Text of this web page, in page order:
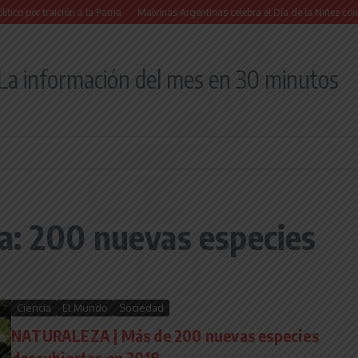
traición a la Patria Malvinas Argentinas celebra el Día de la Niñez con dos
información del mes en 30 minutos
200 nuevas especies
Ciencia El Mundo Sociedad
NATURALEZA | Más de 200 nuevas especies